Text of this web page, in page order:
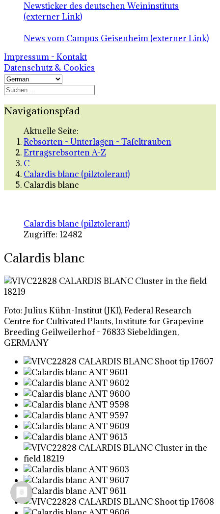
Newsticker des deutschen Weininstituts
(externer Link)
News vom Campus Geisenheim (externer Link)
Impressum - Kontakt
Datenschutz & Cookies
Navigationspfad
Aktuelle Seite:
Rebsorten - Unterlagen - Tafeltrauben
Ertragsrebsorten A-Z
C
Calardis blanc (pilztolerant)
Calardis blanc
Calardis blanc (pilztolerant)
Zugriffe: 12482
Calardis blanc
Foto: Julius Kühn-Institut (JKI), Federal Research
Centre for Cultivated Plants, Institute for Grapevine
Breeding Geilweilerhof - 76833 Siebeldingen,
GERMANY